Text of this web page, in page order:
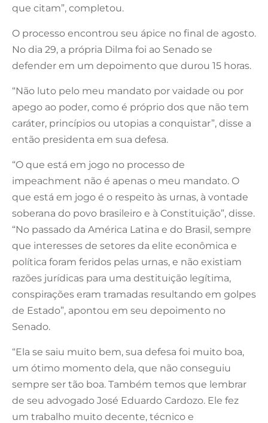
que citam”, completou.
O processo encontrou seu ápice no final de agosto.
No dia 29, a própria Dilma foi ao Senado se
defender em um depoimento que durou 15 horas.
“Não luto pelo meu mandato por vaidade ou por
apego ao poder, como é próprio dos que não tem
caráter, princípios ou utopias a conquistar”, disse a
então presidenta em sua defesa.
“O que está em jogo no processo de
impeachment não é apenas o meu mandato. O
que está em jogo é o respeito às urnas, à vontade
soberana do povo brasileiro e à Constituição”, disse.
“No passado da América Latina e do Brasil, sempre
que interesses de setores da elite econômica e
política foram feridos pelas urnas, e não existiam
razões jurídicas para uma destituição legítima,
conspirações eram tramadas resultando em golpes
de Estado”, apontou em seu depoimento no
Senado.
“Ela se saiu muito bem, sua defesa foi muito boa,
um ótimo momento dela, que não conseguiu
sempre ser tão boa. Também temos que lembrar
de seu advogado José Eduardo Cardozo. Ele fez
um trabalho muito decente, técnico e